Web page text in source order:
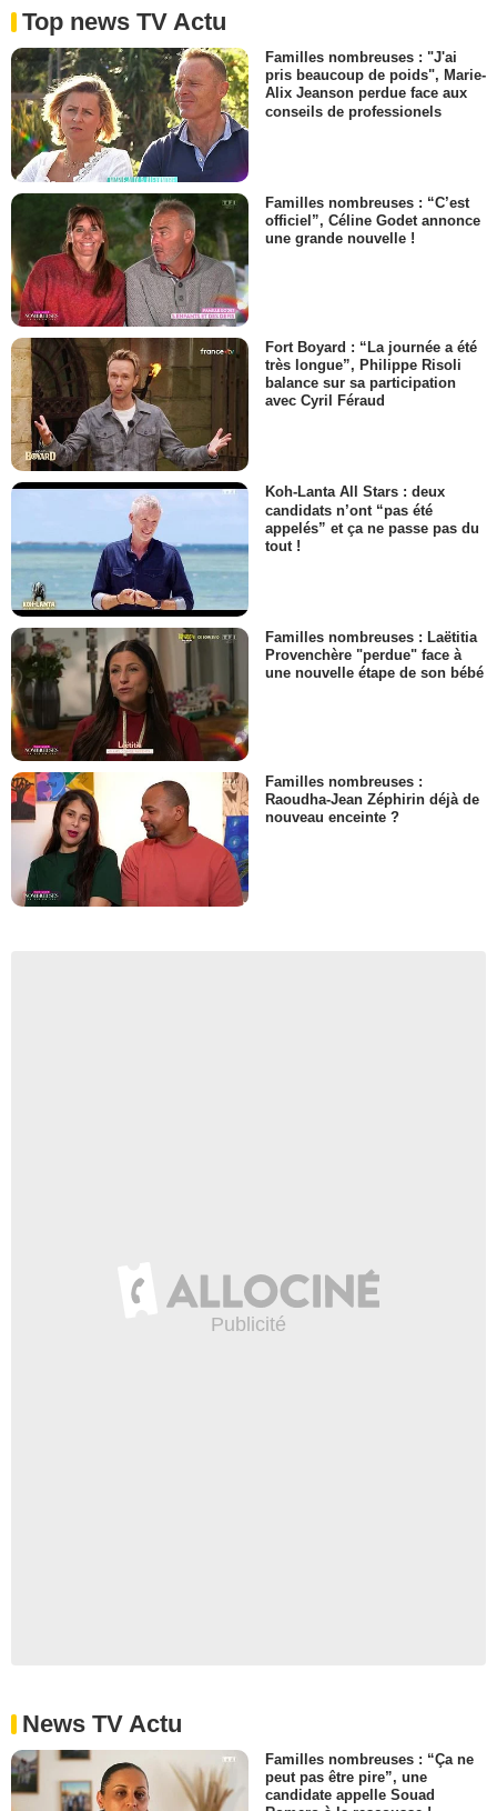
Top news TV Actu
Familles nombreuses : "J'ai
pris beaucoup de poids", Marie-
Alix Jeanson perdue face aux
conseils de professionels
Familles nombreuses : “C’est
officiel”, Céline Godet annonce
une grande nouvelle !
Fort Boyard : “La journée a été
très longue”, Philippe Risoli
balance sur sa participation
avec Cyril Féraud
Koh-Lanta All Stars : deux
candidats n’ont “pas été
appelés” et ça ne passe pas du
tout !
Familles nombreuses : Laëtitia
Provenchère "perdue" face à
une nouvelle étape de son bébé
Familles nombreuses :
Raoudha-Jean Zéphirin déjà de
nouveau enceinte ?
News TV Actu
Familles nombreuses : “Ça ne
peut pas être pire”, une
candidate appelle Souad